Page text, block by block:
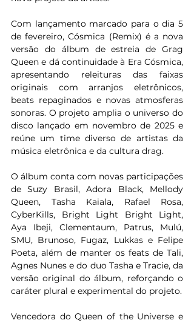
Com lançamento marcado para o dia 5
de fevereiro, Cósmica (Remix) é a nova
versão do álbum de estreia de Grag
Queen e dá continuidade à Era Cósmica,
apresentando releituras das faixas
originais com arranjos eletrônicos,
beats repaginados e novas atmosferas
sonoras. O projeto amplia o universo do
disco lançado em novembro de 2025 e
reúne um time diverso de artistas da
música eletrônica e da cultura drag.
O álbum conta com novas participações
de Suzy Brasil, Adora Black, Mellody
Queen, Tasha Kaiala, Rafael Rosa,
CyberKills, Bright Light Bright Light,
Aya Ibeji, Clementaum, Patrus, Mulú,
SMU, Brunoso, Fugaz, Lukkas e Felipe
Poeta, além de manter os feats de Tali,
Agnes Nunes e do duo Tasha e Tracie, da
versão original do álbum, reforçando o
caráter plural e experimental do projeto.
Vencedora do Queen of the Universe e